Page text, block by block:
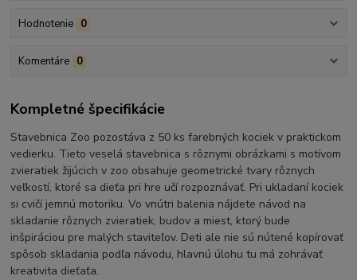
Hodnotenie 0
Komentáre 0
Kompletné špecifikácie
Stavebnica Zoo pozostáva z 50 ks farebných kociek v praktickom
vedierku. Tieto veselá stavebnica s rôznymi obrázkami s motívom
zvieratiek žijúcich v zoo obsahuje geometrické tvary rôznych
veľkostí, ktoré sa dieťa pri hre učí rozpoznávať. Pri ukladaní kociek
si cvičí jemnú motoriku. Vo vnútri balenia nájdete návod na
skladanie rôznych zvieratiek, budov a miest, ktorý bude
inšpiráciou pre malých staviteľov. Deti ale nie sú nútené kopírovať
spôsob skladania podľa návodu, hlavnú úlohu tu má zohrávať
kreativita dieťaťa.